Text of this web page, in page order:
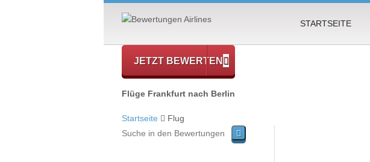
STARTSEITE
JETZT BEWERTEN
Flüge Frankfurt nach Berlin
Startseite Flug